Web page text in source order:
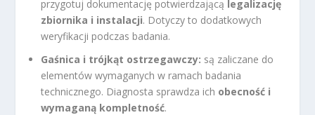
przygotuj dokumentację potwierdzającą legalizację
zbiornika i instalacji. Dotyczy to dodatkowych
weryfikacji podczas badania.
Gaśnica i trójkąt ostrzegawczy: są zaliczane do
elementów wymaganych w ramach badania
technicznego. Diagnosta sprawdza ich obecność i
wymaganą kompletność.